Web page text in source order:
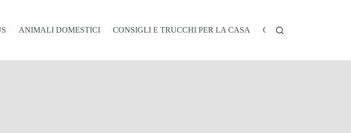
ANIMALI DOMESTICI CONSIGLI E TRUCCHI PER LA CASA CUCINA E RICETTE